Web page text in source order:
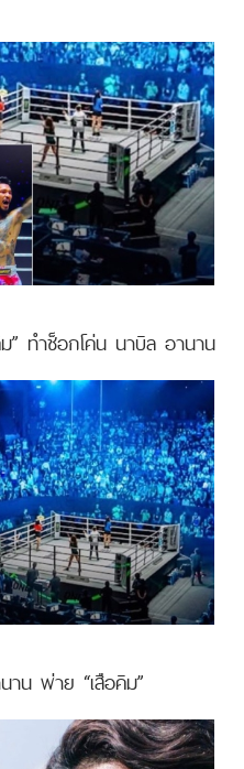
” ทำช็อกโค่น นาบิล อานาน
น พ่าย “เสือคิม”